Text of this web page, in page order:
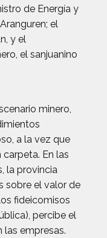
de Energía y
el
y el
el sanjuanino
minero,
a la vez que
En las
la provincia
sobre el valor de
fideicomisos
percibe el
las empresas.